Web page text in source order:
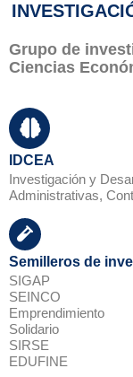
Grupo de
Ciencias
IDCEA
Investigación y
Administrativas,
Semilleros de
SIGAP
SEINCO
Emprendimiento
Solidario
SIRSE
EDUFINE